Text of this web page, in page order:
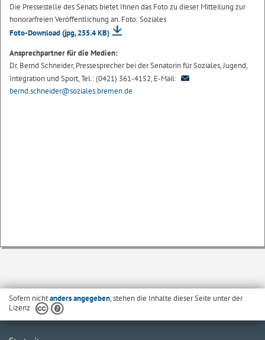
Die Pressestelle des Senats bietet Ihnen das Foto zu dieser Mitteilung zur
honorarfreien Veröffentlichung an. Foto: Soziales
Foto-Download(jpg, 255.4 KB)
Ansprechpartner für die Medien:
Dr. Bernd Schneider, Pressesprecher bei der Senatorin für Soziales, Jugend,
Integration und Sport, Tel.: (0421) 361-4152, E-Mail:
bernd.schneider@soziales.bremen.de
Sofern nichtanders angegeben, stehen die Inhalte dieser Seite unter der
Lizenz